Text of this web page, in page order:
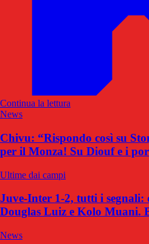
Continua la lettura
News
Chivu: “Rispondo così su
per il Monza! Su Diouf e i
Ultime dai campi
Juve-Inter 1-2, tutti i segnali:
Douglas Luiz e Kolo Muani.
News